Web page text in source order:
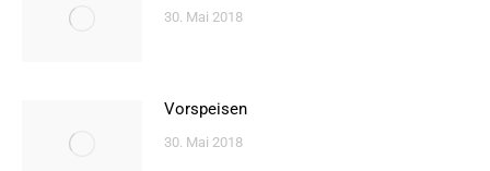
30. Mai 2018
Vorspeisen
30. Mai 2018